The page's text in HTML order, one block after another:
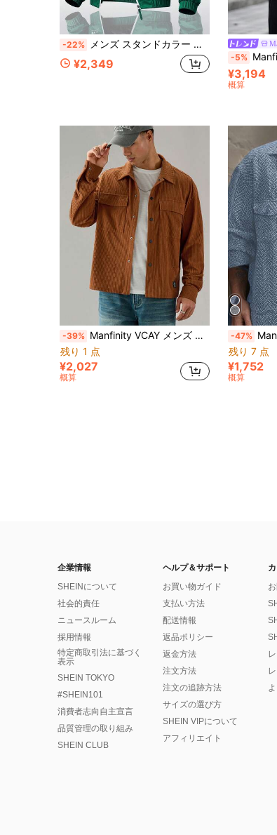
-22% メンズ スタンドカラー 防風ジャケット、春/秋 レタープリント カジュアルスポーツジャケット、カラーブロックトリム 多用途ジャケットトップ、日常着またはアウトドアアクティビティに適しています
¥2,349 -5% Manfinity CasualCool メンズ
¥3,194
概算
-39% Manfinity VCAY メンズ 無地 前ボタン 長袖 ポケット シンプル カジュアルシャツ、秋冬用
残り 1 点
¥2,027
概算
-47% Manfinity
残り 7 点
¥1,752
概算
企業情報
SHEINについて
社会的責任
ニュースルーム
採用情報
特定商取引法に基づく
表示
SHEIN TOKYO
#SHEIN101
消費者志向自主宣言
品質管理の取り組み
SHEIN CLUB
ヘルプ＆サポート
お買い物ガイド
支払い方法
配送情報
返品ポリシー
返金方法
注文方法
注文の追跡方法
サイズの選び方
SHEIN VIPについて
アフィリエイト